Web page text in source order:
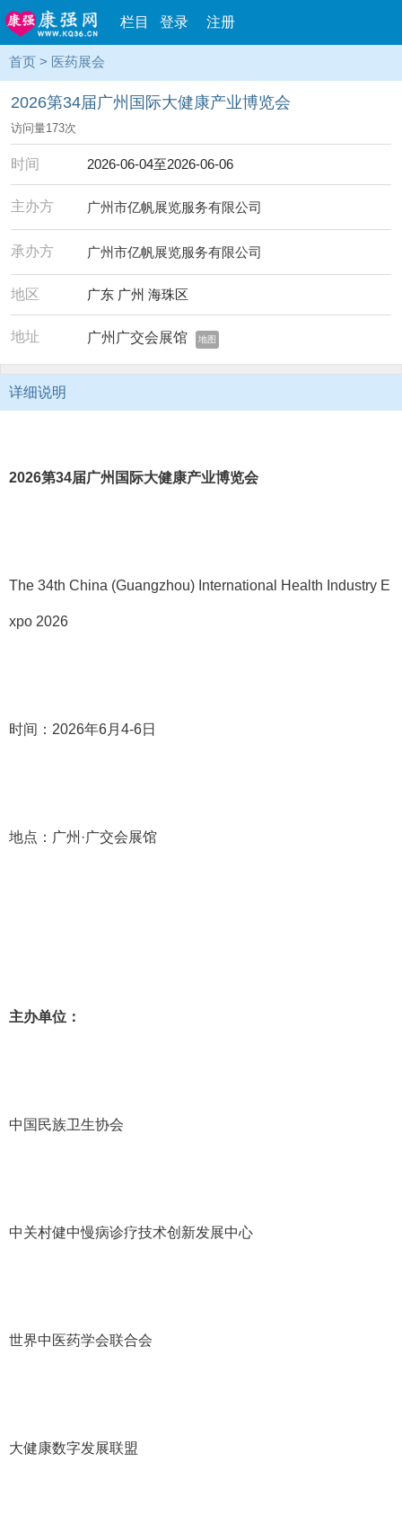
栏目 登录 注册
首页 > 医药展会
2026第34届广州国际大健康产业博览会
访问量173次
时间 2026-06-04至2026-06-06
主办方 广州市亿帆展览服务有限公司
承办方 广州市亿帆展览服务有限公司
地区 广东 广州 海珠区
地址 广州广交会展馆 地图
详细说明
2026第34届广州国际大健康产业博览会
The 34th China (Guangzhou) International Health Industry E
xpo 2026
时间： 2026年6月 4-6日
地点：广州 ·广交会展馆
主办单位 ：
中国民族卫生协会
中关村健中慢病诊疗技术创新发展中心
世界中医药学会联合会
大健康数字发展联盟